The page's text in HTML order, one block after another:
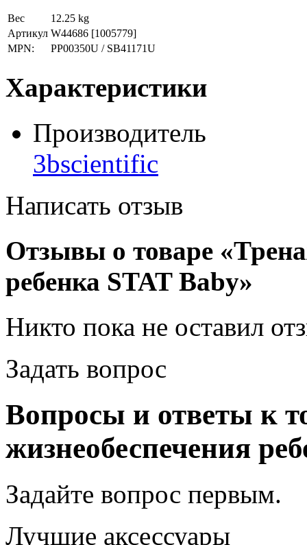
Вес
12.25 kg
Артикул W44686 [1005779]
MPN:
PP00350U / SB41171U
Характеристики
Производитель
3bscientific
Написать отзыв
Отзывы о товаре
ребенка STAT Baby»
Никто пока не оставил
Задать вопрос
Вопросы и ответы к
жизнеобеспечения
Задайте вопрос первым.
Лучшие аксессуары